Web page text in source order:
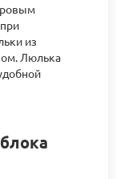
из
Люлька